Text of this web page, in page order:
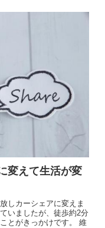
変えて生活が変
しカーシェアに変えま
いましたが、徒歩約2分
とがきっかけです。 維